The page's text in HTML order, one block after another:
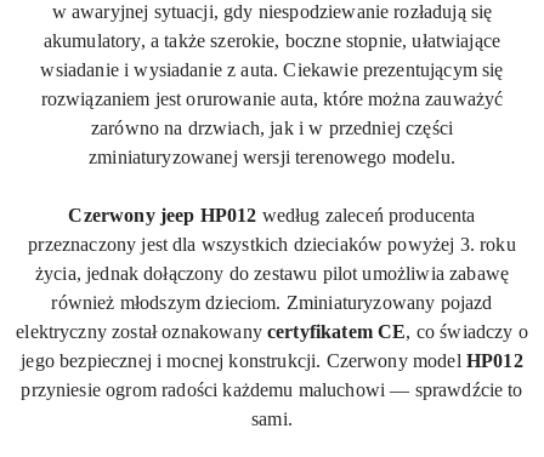
w awaryjnej sytuacji, gdy niespodziewanie rozładują się
akumulatory, a także szerokie, boczne stopnie, ułatwiające
wsiadanie i wysiadanie z auta. Ciekawie prezentującym się
rozwiązaniem jest orurowanie auta, które można zauważyć
zarówno na drzwiach, jak i w przedniej części
zminiaturyzowanej wersji terenowego modelu.
Czerwony jeep HP012 według zaleceń producenta
przeznaczony jest dla wszystkich dzieciaków powyżej 3. roku
życia, jednak dołączony do zestawu pilot umożliwia zabawę
również młodszym dzieciom. Zminiaturyzowany pojazd
elektryczny został oznakowany certyfikatem CE, co świadczy o
jego bezpiecznej i mocnej konstrukcji. Czerwony model HP012
przyniesie ogrom radości każdemu maluchowi — sprawdźcie to
sami.